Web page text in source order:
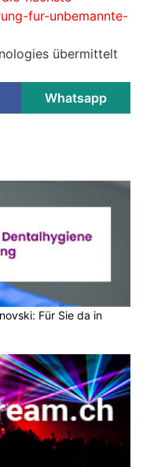
fur-unbemannte-
übermittelt
Whatsapp
Für Sie da in